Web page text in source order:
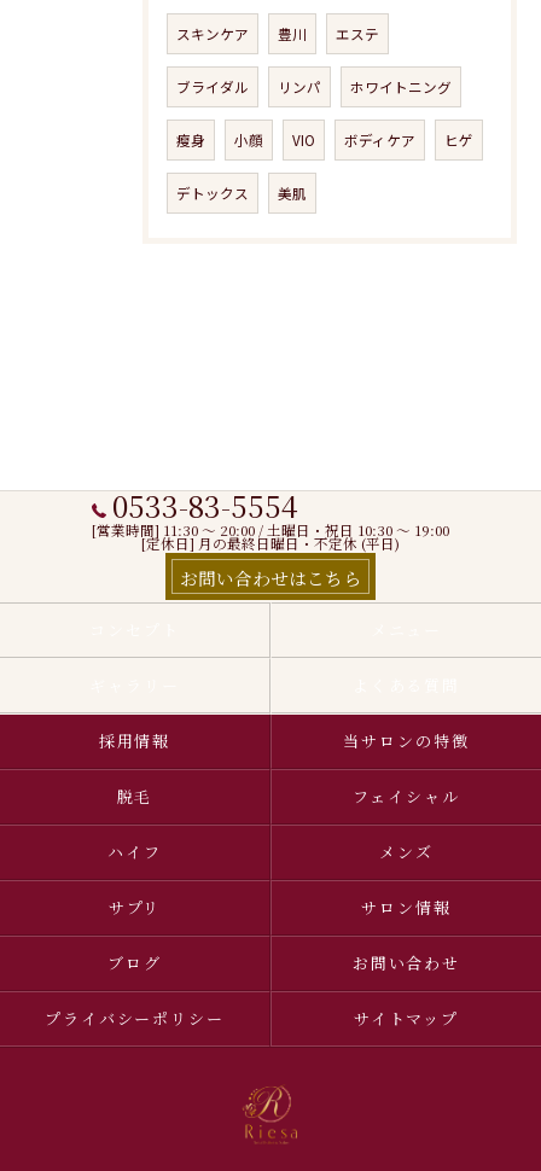
スキンケア 豊川 エステ
ブライダル リンパ ホワイトニング
瘦身 小顔 VIO ボディケア ヒゲ
デトックス 美肌
0533-83-5554
[営業時間] 11:30 〜 20:00 / 土曜日・祝日 10:30 ～ 19:00
[定休日] 月の最終日曜日・不定休 (平日)
お問い合わせはこちら
採用情報 当サロンの特徴
脱毛 フェイシャル
ハイフ メンズ
サプリ サロン情報
ブログ お問い合わせ
プライバシーポリシー サイトマップ